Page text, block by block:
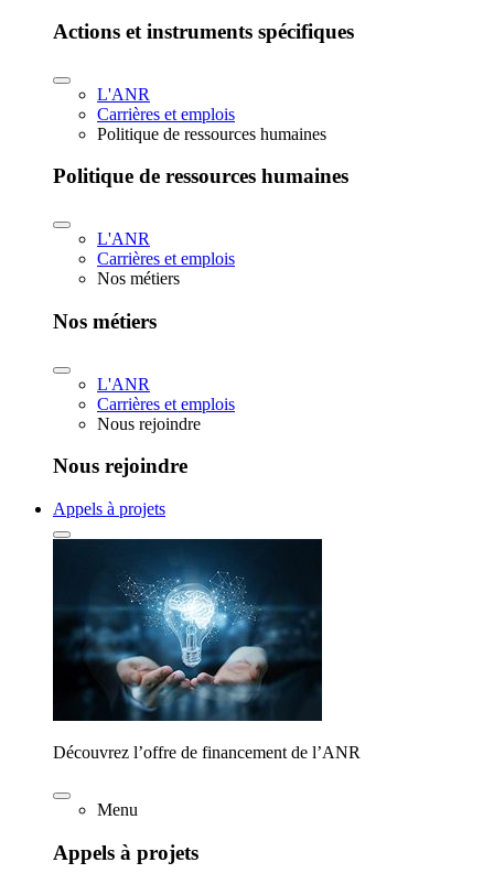
Actions et instruments spécifiques
L'ANR
Carrières et emplois
Politique de ressources humaines
Politique de ressources humaines
L'ANR
Carrières et emplois
Nos métiers
Nos métiers
L'ANR
Carrières et emplois
Nous rejoindre
Nous rejoindre
Appels à projets
Découvrez l’offre de financement de l’ANR
Menu
Appels à projets